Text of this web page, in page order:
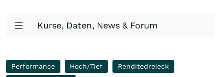
Kurse, Daten, News & Forum
Performance Hoch/Tief
Renditedreieck